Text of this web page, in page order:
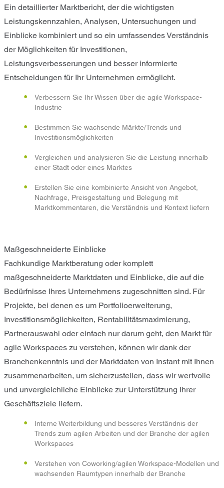
Ein detaillierter Marktbericht, der die wichtigsten
Leistungskennzahlen, Analysen, Untersuchungen und
Einblicke kombiniert und so ein umfassendes Verständnis
der Möglichkeiten für Investitionen,
Leistungsverbesserungen und besser informierte
Entscheidungen für Ihr Unternehmen ermöglicht.
Verbessern Sie Ihr Wissen über die agile Workspace-
Industrie
Bestimmen Sie wachsende Märkte/Trends und
Investitionsmöglichkeiten
Vergleichen und analysieren Sie die Leistung innerhalb
einer Stadt oder eines Marktes
Erstellen Sie eine kombinierte Ansicht von Angebot,
Nachfrage, Preisgestaltung und Belegung mit
Marktkommentaren, die Verständnis und Kontext liefern
Maßgeschneiderte Einblicke
Fachkundige Marktberatung oder komplett
maßgeschneiderte Marktdaten und Einblicke, die auf die
Bedürfnisse Ihres Unternehmens zugeschnitten sind. Für
Projekte, bei denen es um Portfolioerweiterung,
Investitionsmöglichkeiten, Rentabilitätsmaximierung,
Partnerauswahl oder einfach nur darum geht, den Markt für
agile Workspaces zu verstehen, können wir dank der
Branchenkenntnis und der Marktdaten von Instant mit Ihnen
zusammenarbeiten, um sicherzustellen, dass wir wertvolle
und unvergleichliche Einblicke zur Unterstützung Ihrer
Geschäftsziele liefern.
Interne Weiterbildung und besseres Verständnis der
Trends zum agilen Arbeiten und der Branche der agilen
Workspaces
Verstehen von Coworking/agilen Workspace-Modellen und
wachsenden Raumtypen innerhalb der Branche